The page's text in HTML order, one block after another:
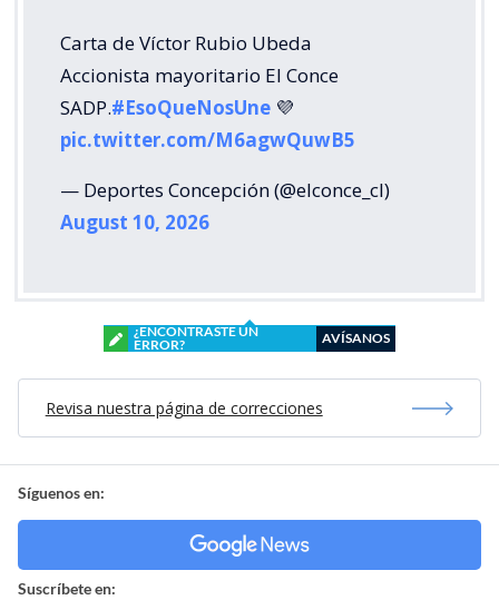
Carta de Víctor Rubio Ubeda
Accionista mayoritario El Conce
SADP.#EsoQueNosUne 💜
pic.twitter.com/M6agwQuwB5
— Deportes Concepción (@elconce_cl)
August 10, 2026
¿ENCONTRASTE UN
ERROR?
AVÍSANOS
Revisa nuestra página de correcciones
Síguenos en:
Suscríbete en: